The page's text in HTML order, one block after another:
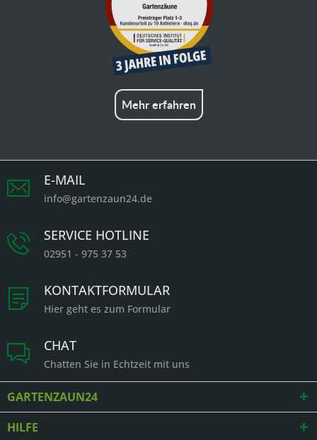
Mehr erfahren
E-MAIL
info@gartenzaun24.de
SERVICE HOTLINE
02951 - 975 37 53
KONTAKTFORMULAR
Hier geht es zum Formular
CHAT
Chatten Sie in Echtzeit mit uns
GARTENZAUN24
HILFE